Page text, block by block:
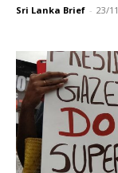
Sri Lanka Brief - 23/